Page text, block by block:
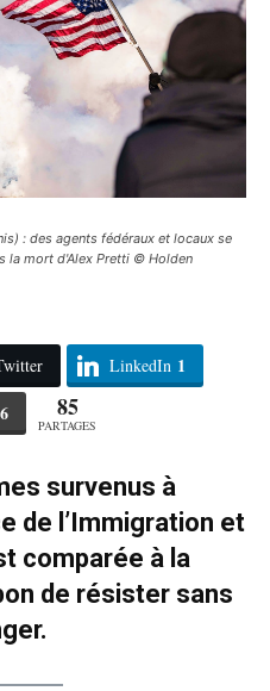
: des agents fédéraux et locaux se
la mort d'Alex Pretti © Holden
LinkedIn 1
6 85
PARTAGES
survenus à
de l’Immigration et
comparée à la
de résister sans